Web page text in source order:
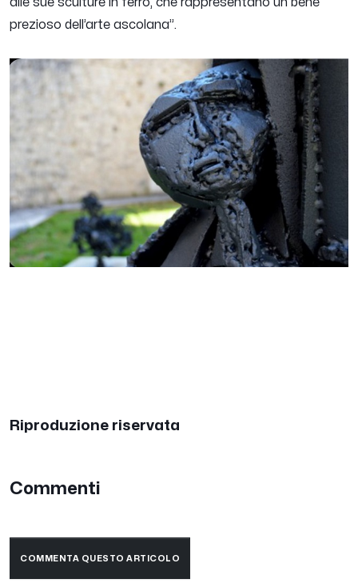
alle sue sculture in ferro, che rappresentano un bene
prezioso dell’arte ascolana”.
Riproduzione riservata
Commenti
COMMENTA QUESTO ARTICOLO